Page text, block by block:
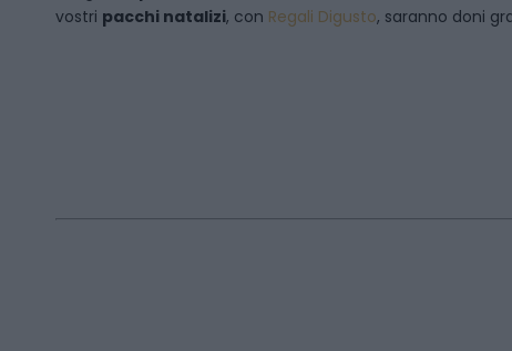
vostri pacchi natalizi, con Regali Digusto, saranno doni